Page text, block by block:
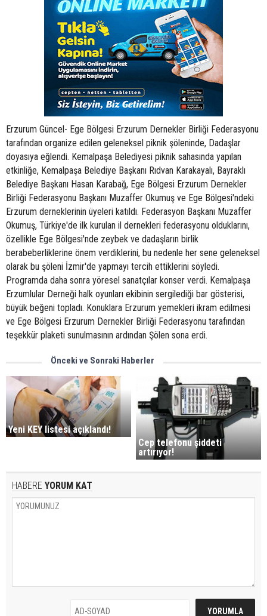
Erzurum Güncel- Ege Bölgesi Erzurum Dernekler Birliği Federasyonu
tarafından organize edilen geleneksel piknik şöleninde, Dadaşlar
doyasıya eğlendi. Kemalpaşa Belediyesi piknik sahasında yapılan
etkinliğe, Kemalpaşa Belediye Başkanı Rıdvan Karakayalı, Bayraklı
Belediye Başkanı Hasan Karabağ, Ege Bölgesi Erzurum Dernekler
Birliği Federasyonu Başkanı Muzaffer Okumuş ve Ege Bölgesi'ndeki
Erzurum derneklerinin üyeleri katıldı. Federasyon Başkanı Muzaffer
Okumuş, Türkiye'de ilk kurulan il dernekleri federasyonu olduklarını,
özellikle Ege Bölgesi'nde zeybek ve dadaşların birlik
berabeberliklerine önem verdiklerini, bu nedenle her sene geleneksel
olarak bu şöleni İzmir'de yapmayı tercih ettiklerini söyledi.
Programda daha sonra yöresel sanatçılar konser verdi. Kemalpaşa
Erzumlular Derneği halk oyunları ekibinin sergilediği bar gösterisi,
büyük beğeni topladı. Konuklara Erzurum yemekleri ikram edilmesi
ve Ege Bölgesi Erzurum Dernekler Birliği Federasyonu tarafından
teşekkür plaketi sunulmasının ardından Şölen sona erdi.
Önceki ve Sonraki Haberler
Yeni KEY listesi açıklandı!
Cep telefonu şiddeti
artırıyor!
HABERE YORUM KAT